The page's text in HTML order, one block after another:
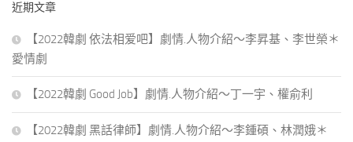
字:
近期文章
【2022韓劇 依法相爱吧】劇情.人物介紹～李昇基、李世榮＊
愛情劇
【2022韓劇 Good Job】劇情.人物介紹～丁一宇、權俞利
【2022韓劇 黑話律師】劇情.人物介紹～李鍾碩、林潤娥＊